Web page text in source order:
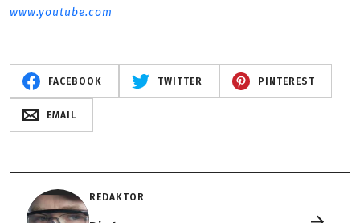
www.youtube.com
FACEBOOK TWITTER PINTEREST
EMAIL
REDAKTOR